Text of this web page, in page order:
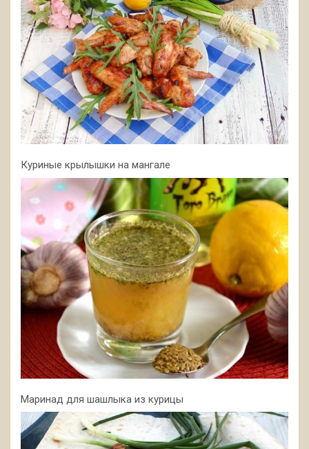
Куриные крылышки на мангале
Маринад для шашлыка из курицы